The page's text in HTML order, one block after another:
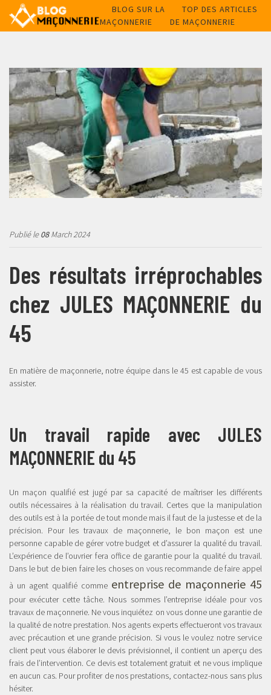
BLOG SUR LA
MAÇONNERIE
TOP DES ARTICLES
DE MAÇONNERIE
Publié le08March 2024
Des résultats irréprochables
chez JULES MAÇONNERIE du
45
En matière de maçonnerie, notre équipe dans le 45 est capable de vous
assister.
Un travail rapide avec JULES
MAÇONNERIE du 45
Un maçon qualifié est jugé par sa capacité de maîtriser les différents
outils nécessaires à la réalisation du travail. Certes que la manipulation
des outils est à la portée de tout monde mais il faut de la justesse et de la
précision. Pour les travaux de maçonnerie, le bon maçon est une
personne capable de gérer votre budget et d’assurer la qualité du travail.
L’expérience de l’ouvrier fera office de garantie pour la qualité du travail.
Dans le but de bien faire les choses on vous recommande de faire appel
à un agent qualifié comme entreprise de maçonnerie 45
pour exécuter cette tâche. Nous sommes l’entreprise idéale pour vos
travaux de maçonnerie. Ne vous inquiétez on vous donne une garantie de
la qualité de notre prestation. Nos agents experts effectueront vos travaux
avec précaution et une grande précision. Si vous le voulez notre service
client peut vous élaborer le devis prévisionnel, il contient un aperçu des
frais de l’intervention. Ce devis est totalement gratuit et ne vous implique
en aucun cas. Pour profiter de nos prestations, contactez-nous sans plus
hésiter.